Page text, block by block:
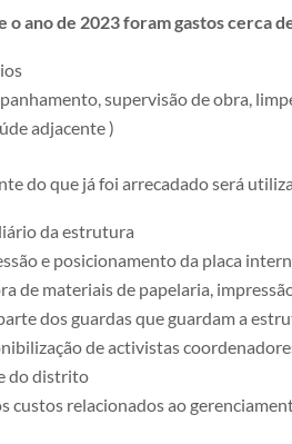
o ano de 2023 foram gastos cerca
supervisão de obra,
adjacente)
do que já foi arrecadado será
da estrutura
e posicionamento da placa
de materiais de papelaria,
dos guardas que guardam a
de activistas
do distrito
custos relacionados ao